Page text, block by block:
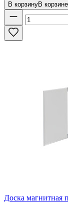
В корзинуВ корзине
Доска магнитная